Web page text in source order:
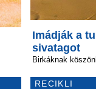
Imádják a
sivatagot
Birkáknak
RECIKLI